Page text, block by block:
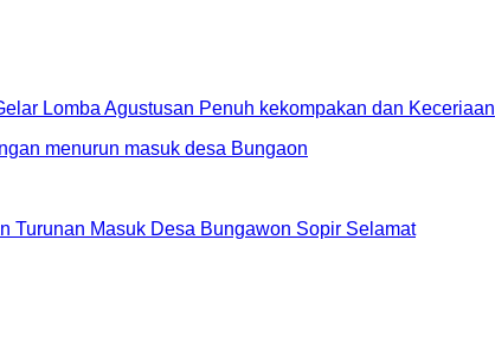
Lomba Agustusan Penuh kekompakan dan Keceriaan
Turunan Masuk Desa Bungawon Sopir Selamat